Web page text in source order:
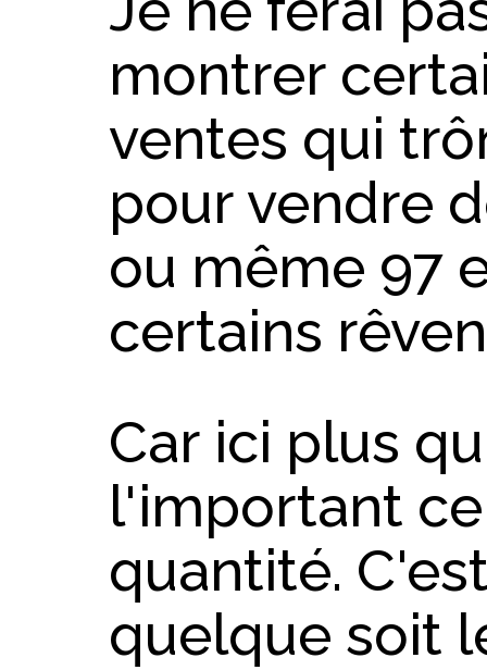
montrer
ventes qui
pour vendre
ou même 97
certains
Car ici plus
l'important
quantité.
quelque soit